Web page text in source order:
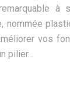
à
nommée
vos
pilier…